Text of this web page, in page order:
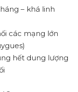
– khá linh
các mạng lớn
hết dung lượng